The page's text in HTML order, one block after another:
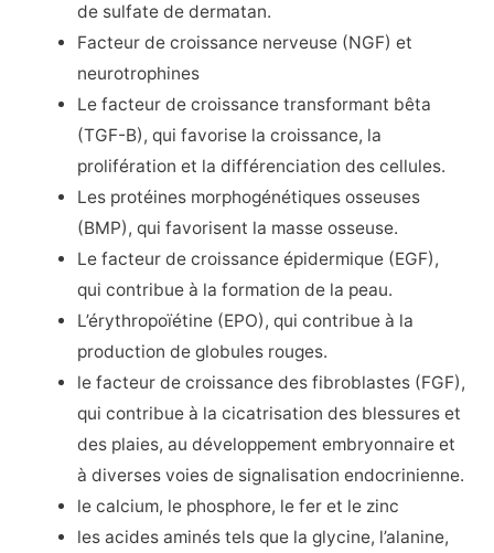
de sulfate de dermatan.
Facteur de croissance nerveuse (NGF) et
neurotrophines
Le facteur de croissance transformant bêta
(TGF-B), qui favorise la croissance, la
prolifération et la différenciation des cellules.
Les protéines morphogénétiques osseuses
(BMP), qui favorisent la masse osseuse.
Le facteur de croissance épidermique (EGF),
qui contribue à la formation de la peau.
L’érythropoïétine (EPO), qui contribue à la
production de globules rouges.
le facteur de croissance des fibroblastes (FGF),
qui contribue à la cicatrisation des blessures et
des plaies, au développement embryonnaire et
à diverses voies de signalisation endocrinienne.
le calcium, le phosphore, le fer et le zinc
les acides aminés tels que la glycine, l’alanine,